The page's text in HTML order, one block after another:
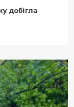
добігла